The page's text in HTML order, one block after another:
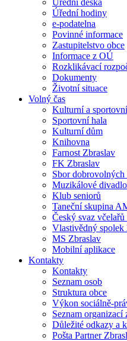
Úřední deska
Úřední hodiny
e-podatelna
Povinné informace
Zastupitelstvo obce
Informace z OÚ
Rozklikávací
Dokumenty
Životní situace
Volný čas
Kulturní a
Sportovní hala
Kulturní dům
Knihovna
Farnost Zbraslav
FK Zbraslav
Sbor dobrovolných
Muzikálové
Klub seniorů
Taneční skupina
Český svaz včelařů
Vlastivědný spolek
MS Zbraslav
Mobilní aplikace
Kontakty
Kontakty
Seznam osob
Struktura obce
Výkon sociálně-
Seznam
Důležité odkazy a
Pošta Partner